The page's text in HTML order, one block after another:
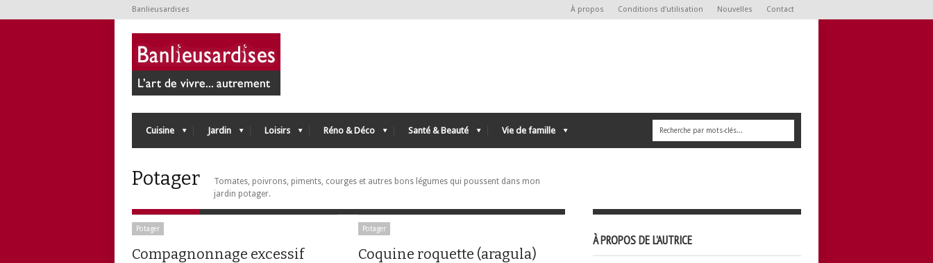
Banlieusardises À propos Conditions d’utilisation Nouvelles Contact
Cuisine Jardin Loisirs Réno & Déco Santé & Beauté Vie de famille
Potager
Tomates, poivrons, piments, courges et autres bons légumes qui poussent dans mon
jardin potager.
Potager
Compagnonnage excessif
Potager
Coquine roquette (aragula)
À PROPOS DE L’AUTRICE